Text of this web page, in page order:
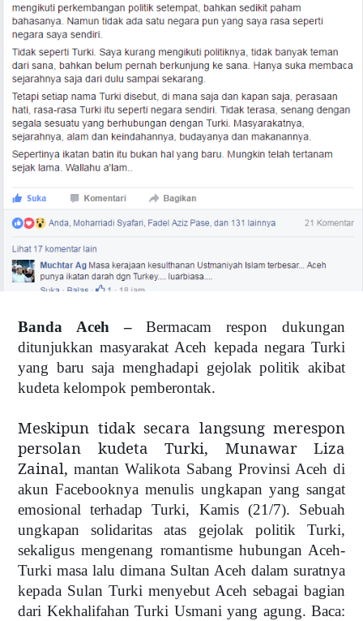
Banda Aceh –Bermacam respon dukungan
ditunjukkan masyarakat Aceh kepada negara Turki
yang baru saja menghadapi gejolak politik akibat
kudeta kelompok pemberontak.
Meskipun tidak secara langsung merespon
persolan kudeta Turki, Munawar Liza
Zainal,mantan Walikota Sabang Provinsi Acehdi
akun Facebooknya menulis ungkapan yang sangat
emosional terhadap Turki, Kamis (21/7). Sebuah
ungkapan solidaritas atas gejolak politik Turki,
sekaligus mengenang romantisme hubungan Aceh-
Turki masa lalu dimana Sultan Aceh dalam suratnya
kepada Sulan Turki menyebut Aceh sebagai bagian
dari Kekhalifahan Turki Usmani yang agung. Baca: